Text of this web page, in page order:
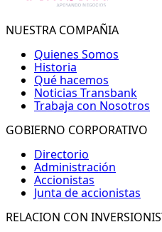
NUESTRA COMPAÑIA
Quienes Somos
Historia
Qué hacemos
Noticias Transbank
Trabaja con Nosotros
GOBIERNO CORPORATIVO
Directorio
Administración
Accionistas
Junta de accionistas
RELACION CON